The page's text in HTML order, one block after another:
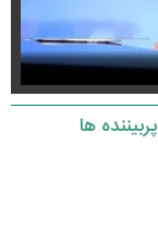
پربیننده ها